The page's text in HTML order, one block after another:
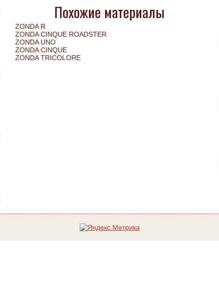
Похожие материалы
ZONDA R
ZONDA CINQUE ROADSTER
ZONDA UNO
ZONDA CINQUE
ZONDA TRICOLORE